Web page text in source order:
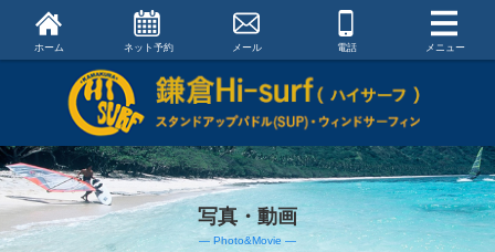
ホーム ネット予約 メール 電話 メニュー
写真・動画
― Photo&Movie ―